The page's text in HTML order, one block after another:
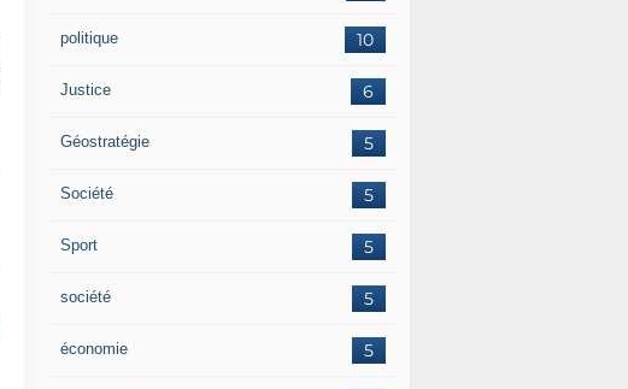
10
politique
6
Justice
5
Géostratégie
5
Société
5
Sport
5
société
5
économie